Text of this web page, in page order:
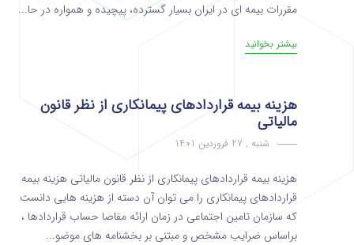
مقررات بیمه ای در ایران بسیار گسترده، پیچیده و همواره در حا...
بیشتر بخوانید
هزینه بیمه قراردادهای پیمانکاری از نظر قانون
مالیاتی
شنبه , 27 فروردین 1401
هزینه بیمه قراردادهای پیمانکاری از نظر قانون مالیاتی هزینه بیمه
قراردادهای پیمانکاری را می توان آن دسته از هزینه هایی دانست
که سازمان تامین اجتماعی در زمان ارائه مفاصا حساب قراردادها ،
براساس ضرایب مشخص و مبتنی بر بخشنامه های موضو...